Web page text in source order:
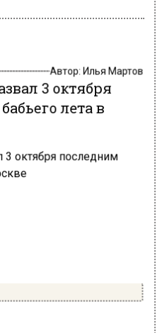
Автор:Илья Мартов
3 октября
лета в